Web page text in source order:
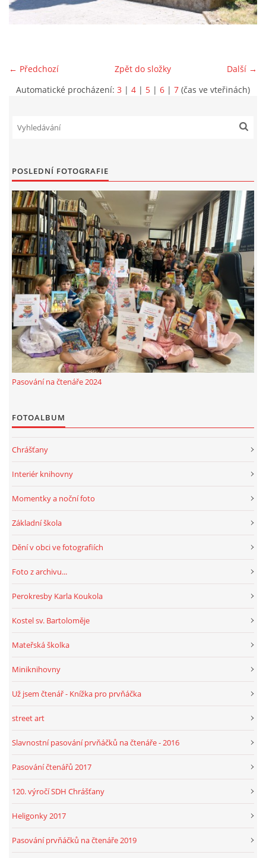
VIDEA Z DRONU
"KNIHOBUDKY"
ČASOSBĚRY - CHRÁŠŤANY
PROJEKT FLYNN "KNIHOVNA" CARSEN
E-KNIHY DO KAŽDÉ KNIHOVNY
GRANTY A DOTACE
MOBILNÍ APLIKACE
FREE WIFI
VÝZNAČNÍ RODÁCI
FOTOALBUM
PODĚKOVÁNÍ
SLUŽBY
HRY, KVÍZY, VZDĚLÁVÁNÍ ON-LINE
© 2026 eStránky.cz Aktualizováno: 1. 8. 2026
← Předchozí Další →
Zpět do složky
Automatické procházení: 3 | 4 | 5 | 6 | 7 (čas ve vteřinách)
POSLEDNÍ FOTOGRAFIE
Pasování na čtenáře 2024
FOTOALBUM
Chrášťany
Interiér knihovny
Momentky a noční foto
Základní škola
Dění v obci ve fotografiích
Foto z archivu...
Perokresby Karla Koukola
Kostel sv. Bartoloměje
Mateřská školka
Miniknihovny
Už jsem čtenář - Knížka pro prvňáčka
street art
Slavnostní pasování prvňáčků na čtenáře - 2016
Pasování čtenářů 2017
120. výročí SDH Chrášťany
Heligonky 2017
Pasování prvňáčků na čtenáře 2019